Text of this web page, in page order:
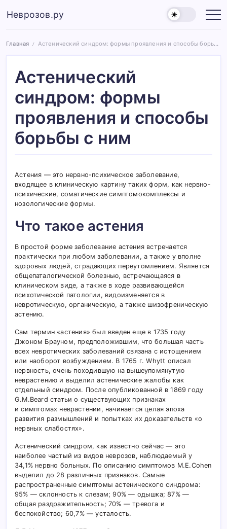
содержимому
Неврозов.ру
Невроз,
и
лечения
Главная / Астенический синдром: формы проявления и способы борьбы с ним
Астенический
синдром: формы
проявления и способы
борьбы с ним
Астения — это нервно-психическое заболевание,
входящее в клиническую картину таких форм, как нервно-
психические, соматические симптомокомплексы и
нозологические формы.
Что такое астения
В простой форме заболевание астения встречается
практически при любом заболевании, а также у вполне
здоровых людей, страдающих переутомлением. Является
общепаталогической болезнью, встречающаяся в
клиническом виде, а также в ходе развивающейся
психотической патологии, видоизменяется в
невротическую, органическую, а также шизофреническую
астению.
Сам термин «астения» был введен еще в 1735 году
Джоном Брауном, предположившим, что большая часть
всех невротических заболеваний связана с истощением
или наоборот возбуждением. В 1765 г. Whytt описал
нервность, очень походившую на вышеупомянутую
неврастению и выделил астенические жалобы как
отдельный синдром. После опубликованной в 1869 году
G.M.Beard статьи о существующих признаках
и симптомах неврастении, начинается целая эпоха
развития размышлений и попытках их доказательств «о
нервных слабостях».
Астенический синдром, как известно сейчас — это
наиболее частый из видов неврозов, наблюдаемый у
34,1% нервно больных. По описанию симптомов M.E.Cohen
выделил до 28 различных признаков. Самые
распространенные симптомы астенического синдрома:
95% — склонность к слезам; 90% — одышка; 87% —
общая раздражительность; 70% — тревога и
беспокойство; 60,7% — усталость.